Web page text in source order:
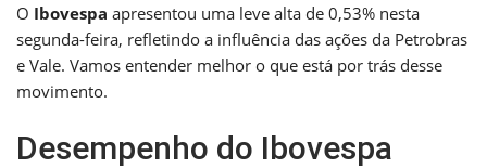
O Ibovespa apresentou uma leve alta de 0,53% nesta
segunda-feira, refletindo a influência das ações da Petrobras
e Vale. Vamos entender melhor o que está por trás desse
movimento.
Desempenho do Ibovespa